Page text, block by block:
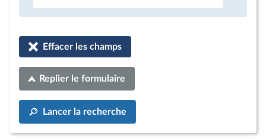
Effacer les champs
Replier le formulaire
Lancer la recherche